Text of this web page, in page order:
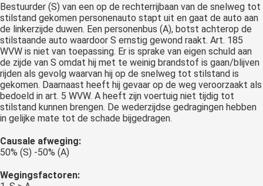
Bestuurder (S) van een op de rechterrijbaan van de snelweg tot
stilstand gekomen personenauto stapt uit en gaat de auto aan
de linkerzijde duwen. Een personenbus (A), botst achterop de
stilstaande auto waardoor S ernstig gewond raakt. Art. 185
WVW is niet van toepassing. Er is sprake van eigen schuld aan
de zijde van S omdat hij met te weinig brandstof is gaan/blijven
rijden als gevolg waarvan hij op de snelweg tot stilstand is
gekomen. Daarnaast heeft hij gevaar op de weg veroorzaakt als
bedoeld in art. 5 WVW. A heeft zijn voertuig niet tijdig tot
stilstand kunnen brengen. De wederzijdse gedragingen hebben
in gelijke mate tot de schade bijgedragen.
Causale afweging:
50% (S) -50% (A)
Wegingsfactoren: